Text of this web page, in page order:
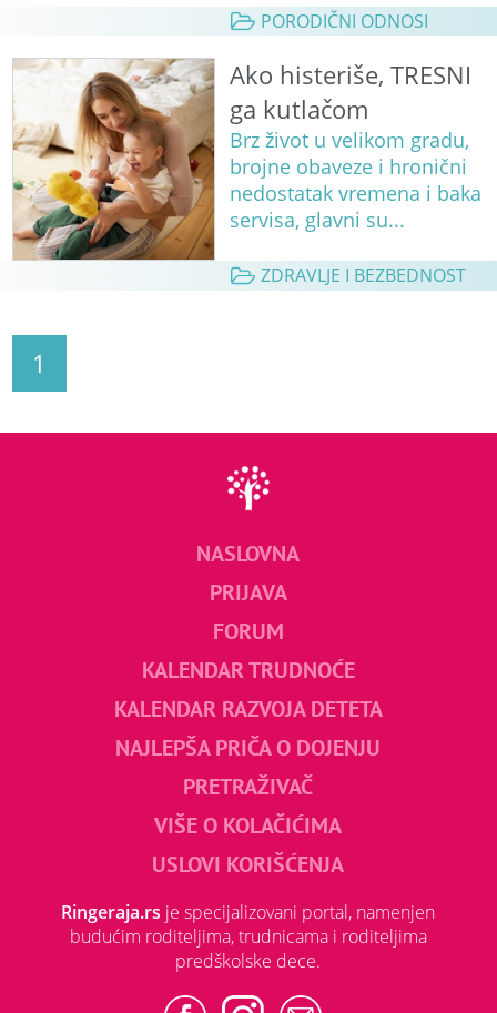
PORODIČNI ODNOSI
Ako histeriše, TRESNI
ga kutlačom
Brz život u velikom gradu,
brojne obaveze i hronični
nedostatak vremena i baka
servisa, glavni su...
ZDRAVLJE I BEZBEDNOST
1
NASLOVNA
PRIJAVA
FORUM
KALENDAR TRUDNOĆE
KALENDAR RAZVOJA DETETA
NAJLEPŠA PRIČA O DOJENJU
PRETRAŽIVAČ
VIŠE O KOLAČIĆIMA
USLOVI KORIŠĆENJA
Ringeraja.rs je specijalizovani portal, namenjen
budućim roditeljima, trudnicama i roditeljima
predškolske dece.